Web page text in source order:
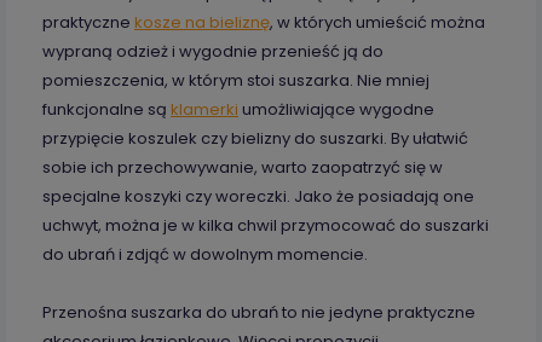
praktyczne kosze na bieliznę, w których umieścić można
wypraną odzież i wygodnie przenieść ją do
pomieszczenia, w którym stoi suszarka. Nie mniej
funkcjonalne są klamerki umożliwiające wygodne
przypięcie koszulek czy bielizny do suszarki. By ułatwić
sobie ich przechowywanie, warto zaopatrzyć się w
specjalne koszyki czy woreczki. Jako że posiadają one
uchwyt, można je w kilka chwil przymocować do suszarki
do ubrań i zdjąć w dowolnym momencie.
Przenośna suszarka do ubrań to nie jedyne praktyczne